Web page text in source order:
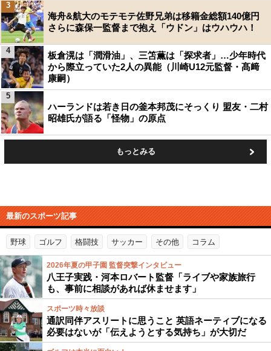
海舟&航大のモテモテ佐野兄弟は移籍金総額140億円
さらに森保一監督まで抱え「ウドン」はウハウハ！
3
板倉滉は「潤滑油」、三笘薫は「探求者」…少年時代
から際立っていた2人の異能（川崎U12元監督・髙﨑
康嗣）
4
ハーランドは若き日の釜本邦茂にそっくり 盟友・二村
昭雄氏が語る「怪物」の原点
5
もっとみる
最新のスポーツ記事
野球 ゴルフ 格闘技 サッカー その他 コラム
2026年夏の甲子園 監督突撃インタビュー
八王子実践・河本ロバート監督「ライブや家族旅行
も、事前に相談があれば休ませます」
スポーツ時々放談
通訳同伴アスリートに思うこと 英語ネーティブになる
必要はないが「伝えようとする気持ち」が大切だ